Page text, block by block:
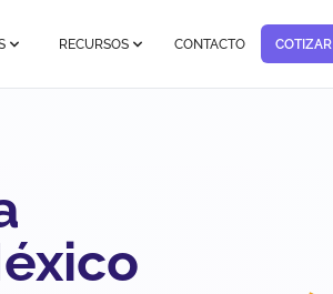
RECURSOS CONTACTO COTIZAR